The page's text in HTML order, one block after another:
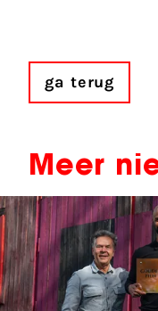
ga terug
Meer